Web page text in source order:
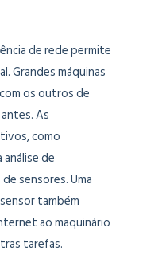
de rede permite
Grandes máquinas
os outros de
As
como
de
sensores. Uma
também
ao maquinário
tarefas.